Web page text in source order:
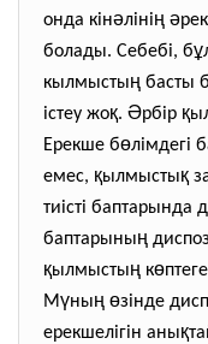
онда кінәлінің ә
болады. Себебі, бұ
кылмыстың басты
істеу жоқ. Әрбір қ
Ерекше бөлімдегі
емес, қылмыстық
тиісті
баптарының
қылмыстың кө
Мүның өзінде
ерекшелігін анық